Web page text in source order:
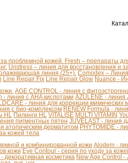
проблемной кожей. Fresh – препараты
Unstress – линия для восстановления и
линия (25+). Comodex –
Line Repair Fix Line Repair Glow Nuance -
AGE CONTROL - линия с
- линия с AHA кислотами AZULENE - линия
- линия для коррекции мимических
с био-комплексом RENEW Formula -
HL Пилинги HL VITALISE MULTI VITAMIN
пигментных пятен JUVELAST - линия
атопическим дерматитом PHYTOMIDE -
кожей тела
и комбинированной кожи Alodem -
кожи Eye Contour - серия по уходу за
декоративная косметика New Age Control